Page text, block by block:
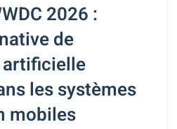
2026 :
de
les systèmes
mobiles